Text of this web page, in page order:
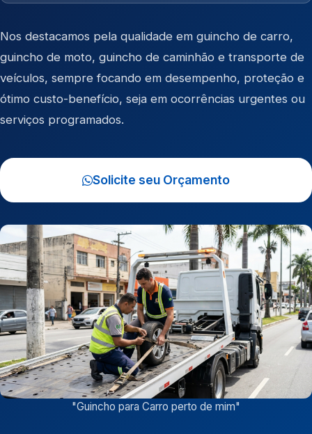
Nos destacamos pela qualidade em guincho de carro,
guincho de moto, guincho de caminhão e transporte de
veículos, sempre focando em desempenho, proteção e
ótimo custo-benefício, seja em ocorrências urgentes ou
serviços programados.
Solicite seu Orçamento
"Guincho para Carro perto de mim"